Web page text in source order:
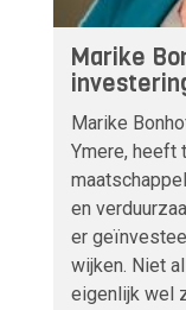
Marike
Marike
Ymere, heeft
en
er
wijken. Niet
eigenlijk wel